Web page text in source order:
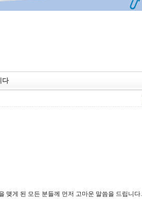
다
맺게 된 모든 분들께 먼저 고마운 말씀을 드립니다.